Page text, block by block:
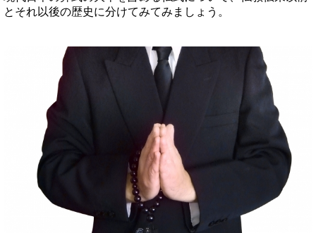
とそれ以後の歴史に分けてみてみましょう。